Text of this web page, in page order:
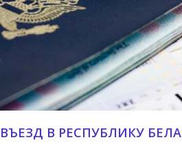
ВЪЕЗД В РЕСПУБЛИКУ